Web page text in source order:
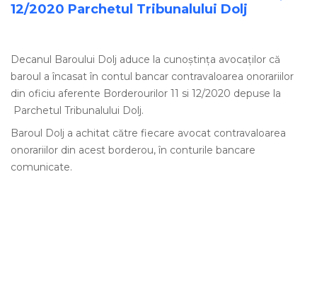
12/2020 Parchetul Tribunalului Dolj
Decanul Baroului Dolj aduce la cunoștința avocaților că
baroul a încasat în contul bancar contravaloarea onorariilor
din oficiu aferente Borderourilor 11 si 12/2020 depuse la
Parchetul Tribunalului Dolj.
Baroul Dolj a achitat către fiecare avocat contravaloarea
onorariilor din acest borderou, în conturile bancare
comunicate.